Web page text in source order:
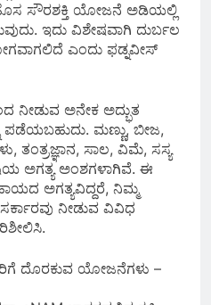
ಸೌರಶಕ್ತಿ ಯೋಜನೆ ಅಡಿಯಲ್ಲಿ
ಇದು ವಿಶೇಷವಾಗಿ ದುರ್ಬಲ
ಎಂದು ಫಡ್ನವೀಸ್
ನೀಡುವ ಅನೇಕ ಅದ್ಭುತ
ಮಣ್ಣು, ಬೀಜ,
ತಂತ್ರಜ್ಞಾನ, ಸಾಲ, ವಿಮೆ, ಸಸ್ಯ
ಅಗತ್ಯ ಅಂಶಗಳಾಗಿವೆ. ಈ
ಅಗತ್ಯವಿದ್ದರೆ, ನಿಮ್ಮ
ಸರ್ಕಾರವು ನೀಡುವ ವಿವಿಧ
ದೊರಕುವ ಯೋಜನೆಗಳು –